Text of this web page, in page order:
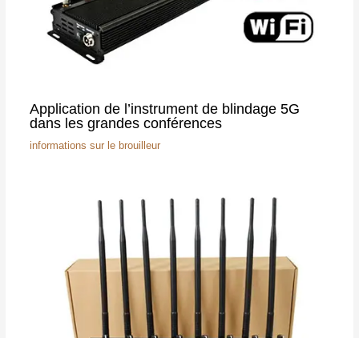
Application de l’instrument de blindage 5G
dans les grandes conférences
informations sur le brouilleur